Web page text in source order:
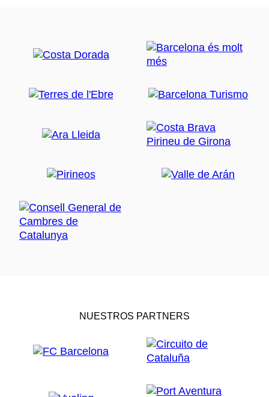
NUESTROS PARTNERS